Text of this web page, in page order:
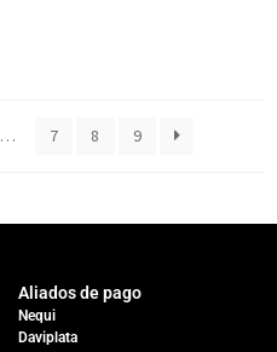
… 7 8 9
Aliados de pago
Nequi
Daviplata